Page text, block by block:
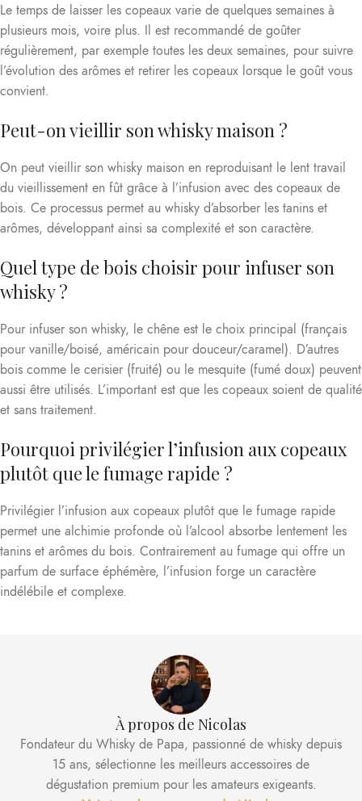
Le temps de laisser les copeaux varie de quelques semaines à
plusieurs mois, voire plus. Il est recommandé de goûter
régulièrement, par exemple toutes les deux semaines, pour suivre
l’évolution des arômes et retirer les copeaux lorsque le goût vous
convient.
Peut-on vieillir son whisky maison ?
On peut vieillir son whisky maison en reproduisant le lent travail
du vieillissement en fût grâce à l’infusion avec des copeaux de
bois. Ce processus permet au whisky d’absorber les tanins et
arômes, développant ainsi sa complexité et son caractère.
Quel type de bois choisir pour infuser son
whisky ?
Pour infuser son whisky, le chêne est le choix principal (français
pour vanille/boisé, américain pour douceur/caramel). D’autres
bois comme le cerisier (fruité) ou le mesquite (fumé doux) peuvent
aussi être utilisés. L’important est que les copeaux soient de qualité
et sans traitement.
Pourquoi privilégier l’infusion aux copeaux
plutôt que le fumage rapide ?
Privilégier l’infusion aux copeaux plutôt que le fumage rapide
permet une alchimie profonde où l’alcool absorbe lentement les
tanins et arômes du bois. Contrairement au fumage qui offre un
parfum de surface éphémère, l’infusion forge un caractère
indélébile et complexe.
À propos de Nicolas
Fondateur du Whisky de Papa, passionné de whisky depuis
15 ans, sélectionne les meilleurs accessoires de
dégustation premium pour les amateurs exigeants.